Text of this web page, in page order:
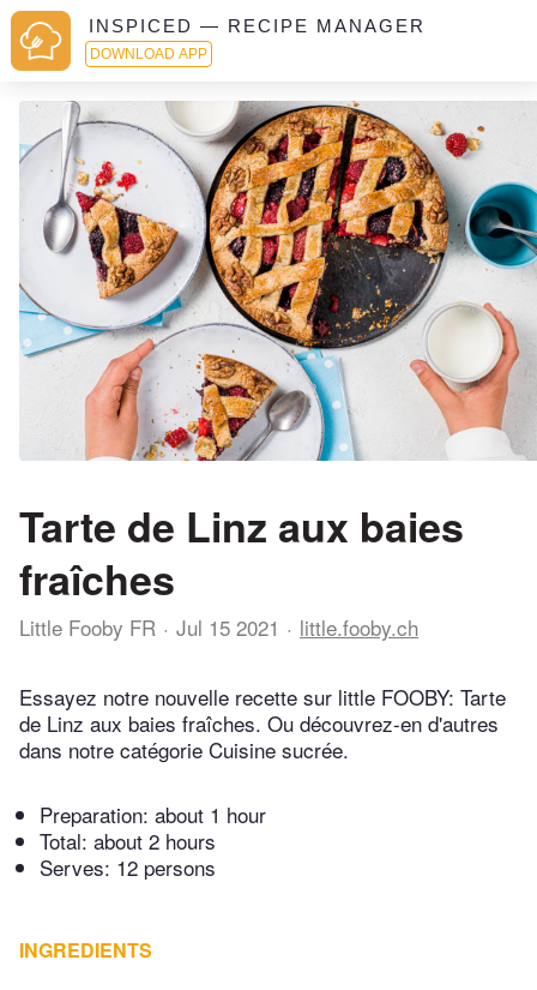
INSPICED — RECIPE MANAGER
DOWNLOAD APP
Tarte de Linz aux baies
fraîches
Little Fooby FR Jul 15 2021 little.fooby.ch
Essayez notre nouvelle recette sur little FOOBY: Tarte
de Linz aux baies fraîches. Ou découvrez-en d'autres
dans notre catégorie Cuisine sucrée.
Preparation: about 1 hour
Total: about 2 hours
Serves: 12 persons
INGREDIENTS